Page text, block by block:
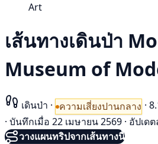
Art
เส้นทางเดินป่า
Museum of
เดินป่า · ความเสี่ยงปานกลาง ·
· บันทึกเมื่อ 22 เมษายน 2569 · อัปเด
วางแผนทริปจากเส้นทางนี้